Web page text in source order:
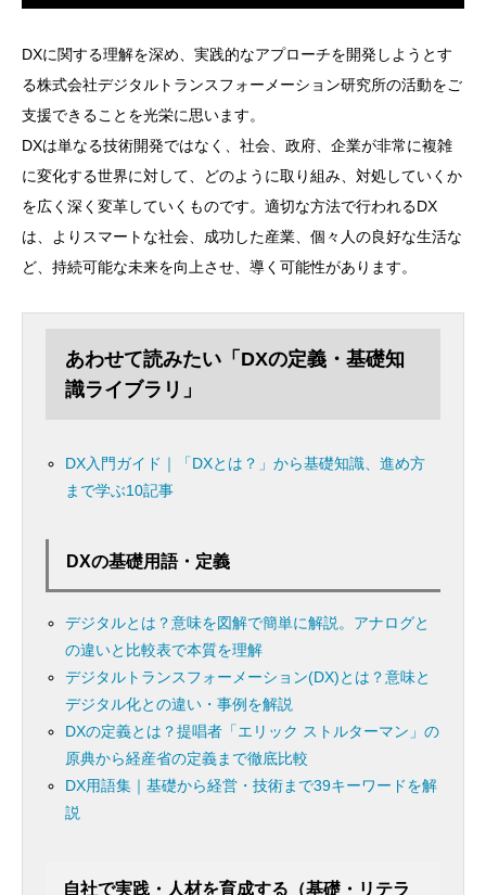
DXに関する理解を深め、実践的なアプローチを開発しようとす
る株式会社デジタルトランスフォーメーション研究所の活動をご
支援できることを光栄に思います。
DXは単なる技術開発ではなく、社会、政府、企業が非常に複雑
に変化する世界に対して、どのように取り組み、対処していくか
を広く深く変革していくものです。適切な方法で行われるDX
は、よりスマートな社会、成功した産業、個々人の良好な生活な
ど、持続可能な未来を向上させ、導く可能性があります。
あわせて読みたい「DXの定義・基礎知
識ライブラリ」
DX入門ガイド｜「DXとは？」から基礎知識、進め方
まで学ぶ10記事
DXの基礎用語・定義
デジタルとは？意味を図解で簡単に解説。アナログと
の違いと比較表で本質を理解
デジタルトランスフォーメーション(DX)とは？意味と
デジタル化との違い・事例を解説
DXの定義とは？提唱者「エリック ストルターマン」の
原典から経産省の定義まで徹底比較
DX用語集｜基礎から経営・技術まで39キーワードを解
説
自社で実践・人材を育成する（基礎・リテラ